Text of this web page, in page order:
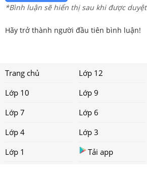
*Bình luận sẽ hiển thị sau khi được duyệt
Hãy trở thành người đầu tiên bình luận!
Trang chủ Lớp 12
Lớp 10
Lớp 9
Lớp 7
Lớp 6
Lớp 4
Lớp 3
Lớp 1
Tải app